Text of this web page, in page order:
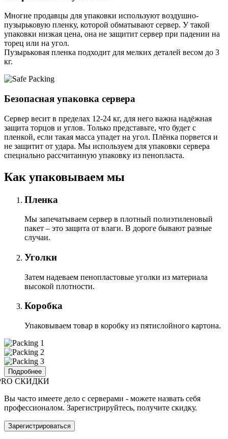
Многие продавцы для упаковки используют воздушно-
пузырьковую пленку, которой обматывают сервер. У такой
упаковки низкая цена, она не защитит сервер при падении на
торец или на угол.
Пузырьковая пленка подходит для мелких деталей весом до 3
кг.
Безопасная упаковка сервера
Сервер весит в пределах 12-24 кг, для него важна надёжная
защита торцов и углов. Только представьте, что будет с
пленкой, если такая масса упадет на угол. Плёнка порвется и
не защитит от удара. Мы используем для упаковки сервера
специально расcчитанную упаковку из пенопласта.
Как упаковываем мы
Пленка
Мы запечатываем сервер в плотный полиэтиленовый
пакет – это защита от влаги. В дороге бывают разные
случаи.
Уголки
Затем надеваем пенопластовые уголки из материала
высокой плотности.
Коробка
Упаковываем товар в коробку из пятислойного картона.
Подробнее
СКИДКИ
Вы часто имеете дело с серверами - можете назвать себя
профессионалом. Зарегистрируйтесь, получите скидку.
Зарегистрироваться